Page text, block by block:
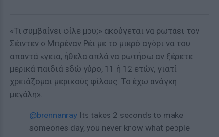
«Τι συμβαίνει φίλε μου;» ακούγεται να ρωτάει τον
Σέιντεν ο Μπρέναν Ρέι με το μικρό αγόρι να του
απαντά «γεια, ήθελα απλά να ρωτήσω αν ξέρετε
μερικά παιδιά εδώ γύρο, 11 ή 12 ετών, γιατί
χρειάζομαι μερικούς φίλους. Το έχω ανάγκη
μεγάλη».
@brennanray Its takes 2 seconds to make
someones day, you never know what people